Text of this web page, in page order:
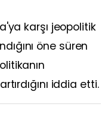
karşı jeopolitik
öne süren
iddia etti.